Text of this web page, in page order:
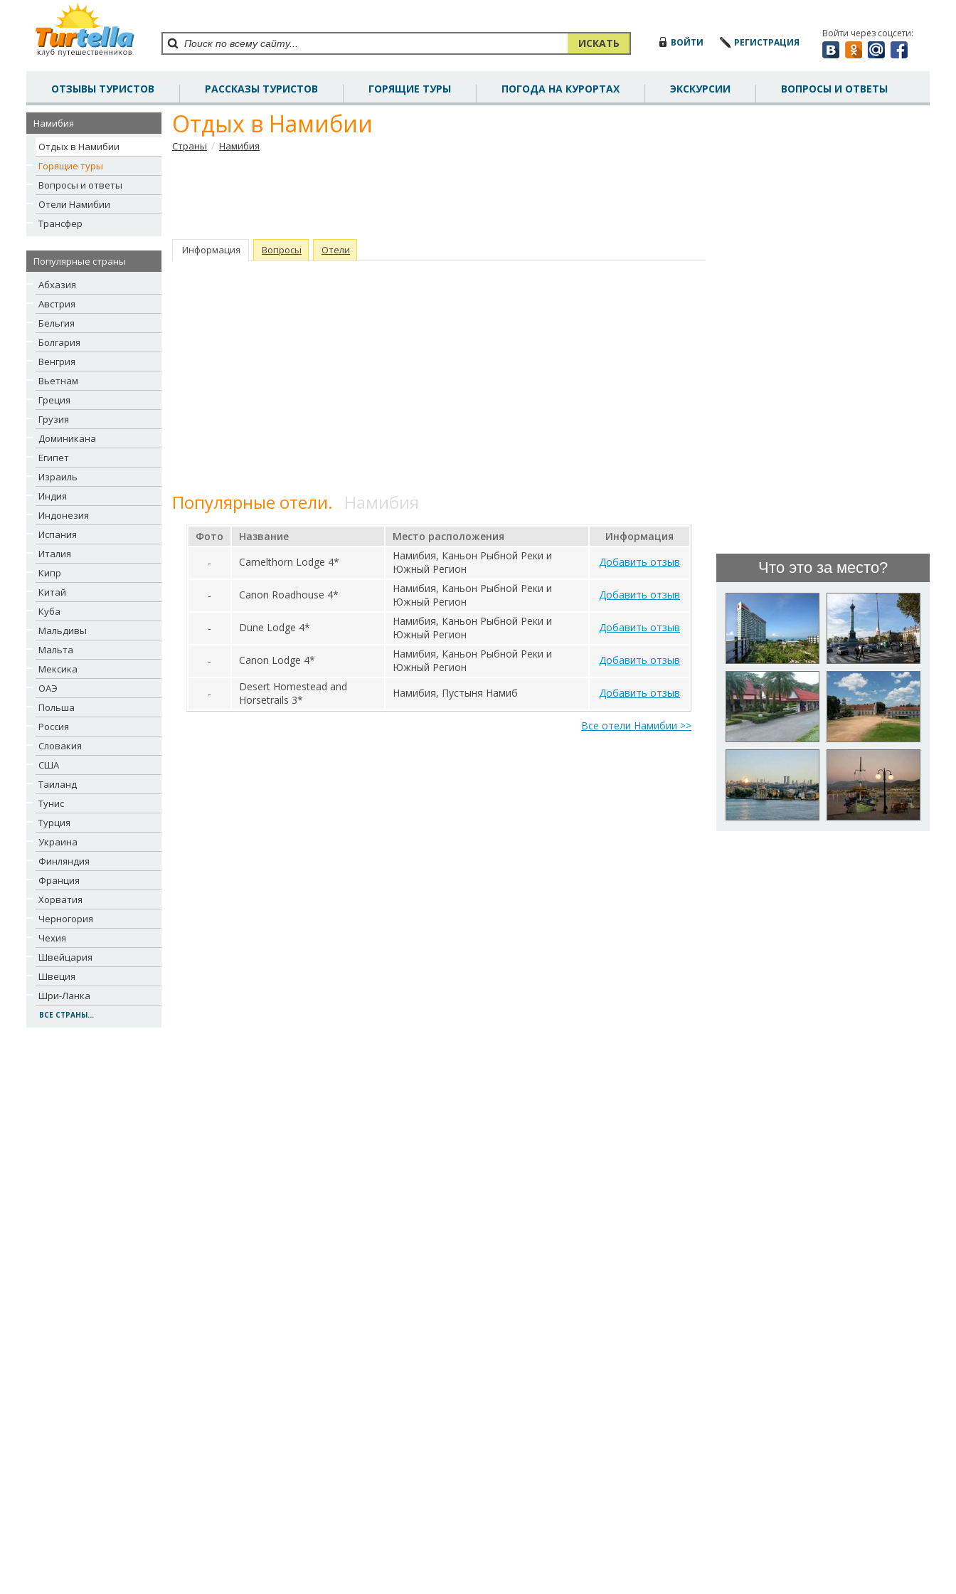
ИСКАТЬ ВОЙТИ РЕГИСТРАЦИЯ
Войти через соцсети:
ОТЗЫВЫ ТУРИСТОВ РАССКАЗЫ ТУРИСТОВ ГОРЯЩИЕ ТУРЫ ПОГОДА НА КУРОРТАХ ЭКСКУРСИИ ВОПРОСЫ И ОТВЕТЫ
Намибия
Отдых в Намибии
Горящие туры
Вопросы и ответы
Отели Намибии
Трансфер
Популярные страны
Абхазия
Австрия
Бельгия
Болгария
Венгрия
Вьетнам
Греция
Грузия
Доминикана
Египет
Израиль
Индия
Индонезия
Испания
Италия
Кипр
Китай
Куба
Мальдивы
Мальта
Мексика
ОАЭ
Польша
Россия
Словакия
США
Таиланд
Тунис
Турция
Украина
Финляндия
Франция
Хорватия
Черногория
Чехия
Швейцария
Швеция
Шри-Ланка
ВСЕ СТРАНЫ...
Отдых в Намибии
Страны / Намибия
Информация Вопросы Отели
Популярные отели. Намибия
Фото Название Место расположения
Информация
-
Camelthorn Lodge 4*
Намибия, Каньон Рыбной Реки и
Южный Регион
Добавить отзыв
- Canon Roadhouse 4*
Намибия, Каньон Рыбной Реки и
Южный Регион
Добавить отзыв
- Dune Lodge 4*
Намибия, Каньон Рыбной Реки и
Южный Регион
Добавить отзыв
- Canon Lodge 4*
Намибия, Каньон Рыбной Реки и
Южный Регион
Добавить отзыв
-
Desert Homestead and
Horsetrails 3*
Намибия, Пустыня Намиб Добавить отзыв
Все отели Намибии >>
Что это за место?